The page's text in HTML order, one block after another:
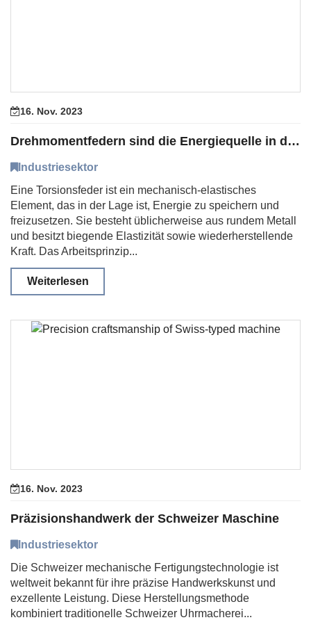
16. Nov. 2023
Drehmomentfedern sind die Energiequelle in der mechanischen Welt
Industriesektor
Eine Torsionsfeder ist ein mechanisch-elastisches
Element, das in der Lage ist, Energie zu speichern und
freizusetzen. Sie besteht üblicherweise aus rundem Metall
und besitzt biegende Elastizität sowie wiederherstellende
Kraft. Das Arbeitsprinzip...
Weiterlesen
16. Nov. 2023
Präzisionshandwerk der Schweizer Maschine
Industriesektor
Die Schweizer mechanische Fertigungstechnologie ist
weltweit bekannt für ihre präzise Handwerkskunst und
exzellente Leistung. Diese Herstellungsmethode
kombiniert traditionelle Schweizer Uhrmacherei...